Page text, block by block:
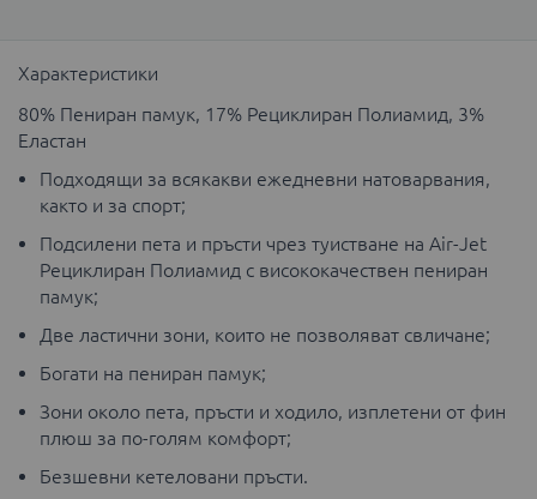
Характеристики
80% Пениран памук, 17% Рециклиран Полиамид, 3%
Еластан
Подходящи за всякакви ежедневни натоварвания,
както и за спорт;
Подсилени пета и пръсти чрез туистване на Air-Jet
Рециклиран Полиамид с висококачествен пениран
памук;
Две ластични зони, които не позволяват свличане;
Богати на пениран памук;
Зони около пета, пръсти и ходило, изплетени от фин
плюш за по-голям комфорт;
Безшевни кетеловани пръсти.